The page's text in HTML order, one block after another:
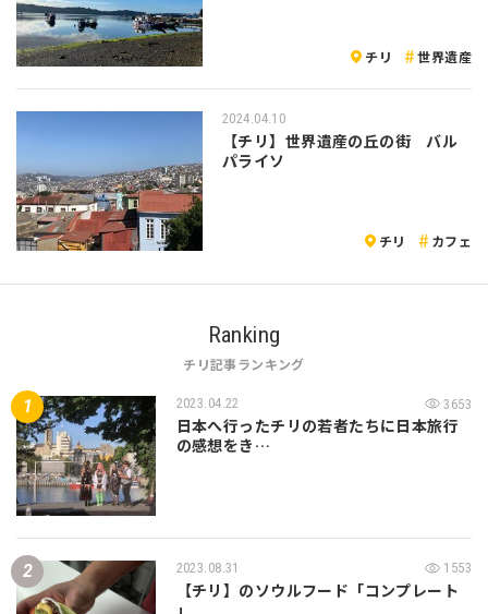
チリ 世界遺産
2024.04.10
【チリ】世界遺産の丘の街 バル
パライソ
チリ カフェ
Ranking
チリ記事ランキング
2023.04.22 3653
日本へ行ったチリの若者たちに日本旅行
の感想をき…
2023.08.31 1553
【チリ】のソウルフード「コンプレート
」